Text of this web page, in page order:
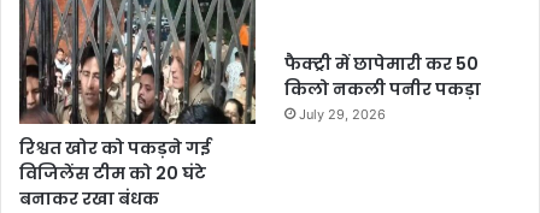
रिश्वत खोर को पकड़ने गई
विजिलेंस टीम को 20 घंटे
बनाकर रखा बंधक
फैक्ट्री में छापेमारी कर 50
किलो नकली पनीर पकड़ा
July 29, 2026